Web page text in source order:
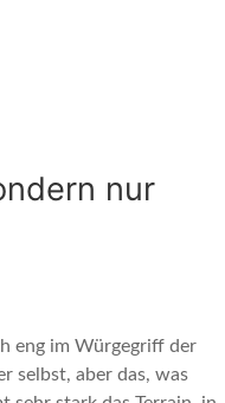
nur
eng im Würgegriff der
selbst, aber das, was